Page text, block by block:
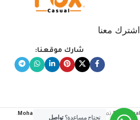
اشترك معنا
شارك موقعنا:
FoxCasualتم إنشاؤه بواسطة Mohamed Sayed
. تحتاج مساعدة؟تواصل